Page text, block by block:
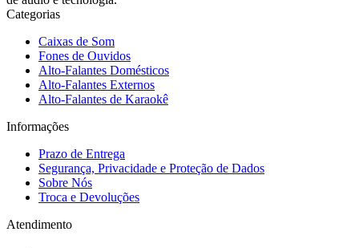
Categorias
Caixas de Som
Fones de Ouvidos
Alto-Falantes Domésticos
Alto-Falantes Externos
Alto-Falantes de Karaokê
Informações
Prazo de Entrega
Segurança, Privacidade e Proteção de Dados
Sobre Nós
Troca e Devoluções
Atendimento